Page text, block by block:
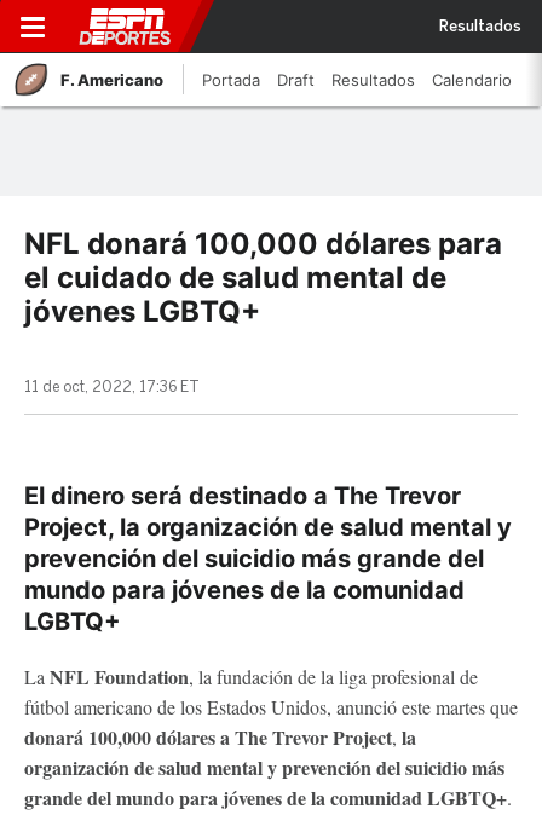
Resultados
F. Americano Portada Draft Resultados Calendario
NFL donará 100,000 dólares para
el cuidado de salud mental de
jóvenes LGBTQ+
11 de oct, 2022, 17:36 ET
El dinero será destinado a The Trevor
Project, la organización de salud mental y
prevención del suicidio más grande del
mundo para jóvenes de la comunidad
LGBTQ+
La NFL Foundation, la fundación de la liga profesional de
fútbol americano de los Estados Unidos, anunció este martes que
donará 100,000 dólares a The Trevor Project, la
organización de salud mental y prevención del suicidio más
grande del mundo para jóvenes de la comunidad LGBTQ+.